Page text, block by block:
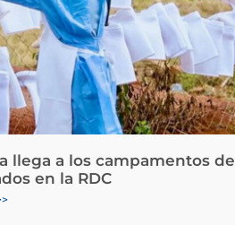
llega a los campamentos de
en la RDC